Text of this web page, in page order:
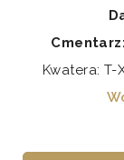
Cmentarz:
Kwatera: T-